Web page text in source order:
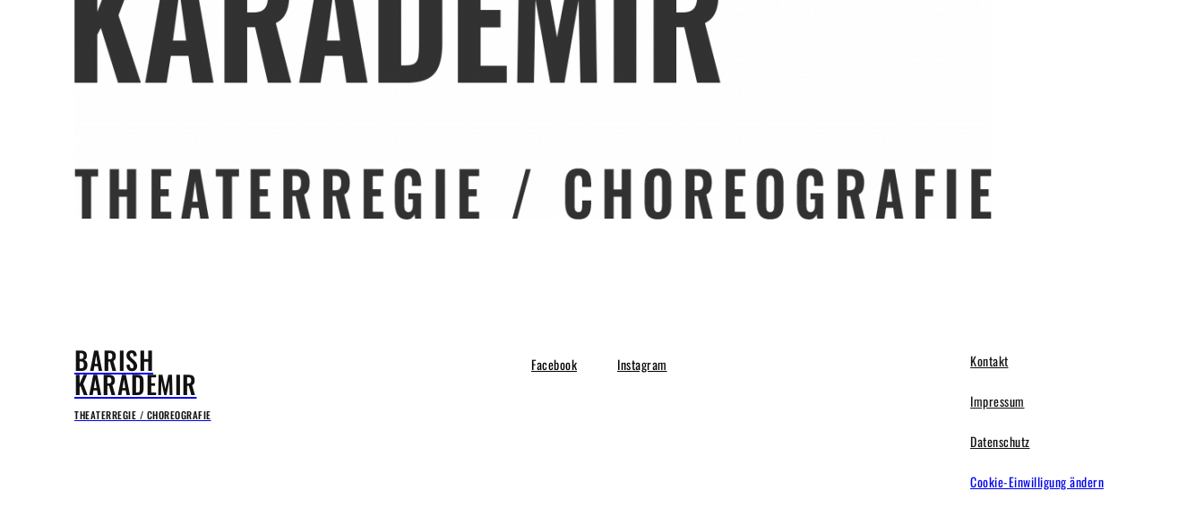
BARISH
KARADEMIR
THEATERREGIE / CHOREOGRAFIE
Facebook Instagram Kontakt
Impressum
Datenschutz
Cookie-Einwilligung ändern